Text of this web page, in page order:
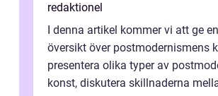
redaktionel
I denna artikel kommer vi att ge
översikt över postmodernismens
presentera olika typer av
konst, diskutera skillnaderna